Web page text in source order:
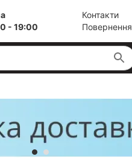
- 19:00
Контакти
Повернення